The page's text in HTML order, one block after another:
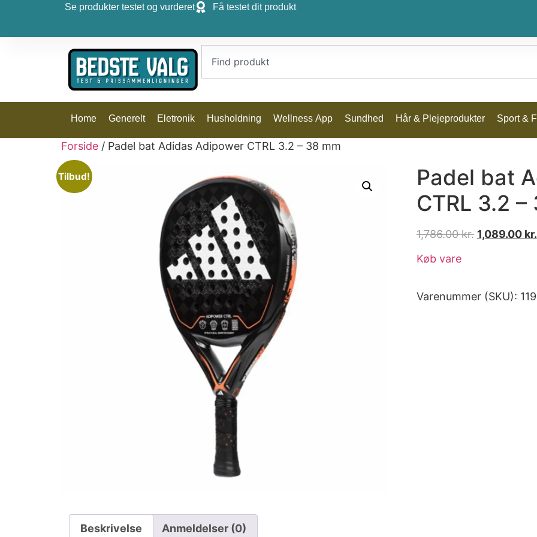
Se produkter testet og vurderet Få testet dit produkt
Home Generelt Eletronik Husholdning Wellness App Sundhed Hår & Plejeprodukter Sport &
Forside / Padel bat Adidas Adipower CTRL 3.2 – 38 mm
Tilbud!
Padel bat
CTRL 3.2 –
1,786.00kr. 1,089.00 kr.
Køb vare
Varenummer (SKU):
Beskrivelse Anmeldelser (0)